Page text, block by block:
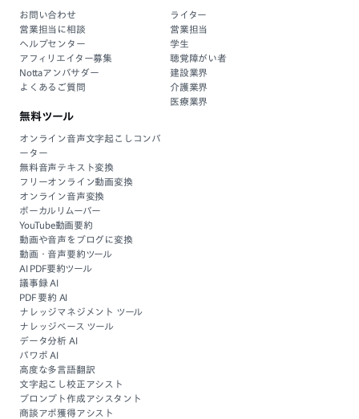
お問い合わせ
営業担当に相談
ヘルプセンター
アフィリエイター募集
Nottaアンバサダー
よくあるご質問
ライター
営業担当
学生
聴覚障がい者
建設業界
介護業界
医療業界
無料ツール
オンライン音声文字起こしコンバ
ーター
無料音声テキスト変換
フリーオンライン動画変換
オンライン音声変換
ボーカルリムーバー
YouTube動画要約
動画や音声をブログに変換
動画・音声要約ツール
AI PDF要約ツール
議事録 AI
PDF 要約 AI
ナレッジマネジメント ツール
ナレッジベース ツール
データ分析 AI
パワポ AI
高度な多言語翻訳
文字起こし校正アシスト
プロンプト作成アシスタント
商談アポ獲得アシスト